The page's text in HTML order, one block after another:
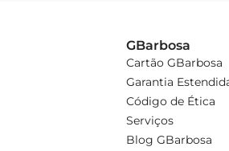
GBarbosa
Cartão GBarbosa
Garantia
Código de Ética
Serviços
Blog GBarbosa